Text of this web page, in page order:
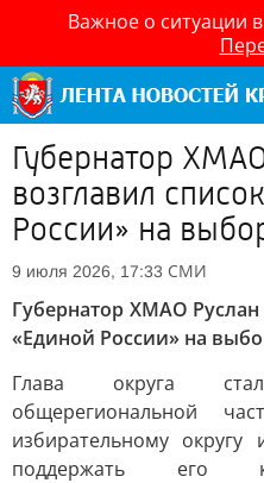
Важное о ситуации
Губернатор
возглавил
России» на
9 июля 2026, 17:33 СМИ
Губернатор ХМАО Руслан
«Единой России» на
Глава округа
общерегиональной
избирательному
поддержать его